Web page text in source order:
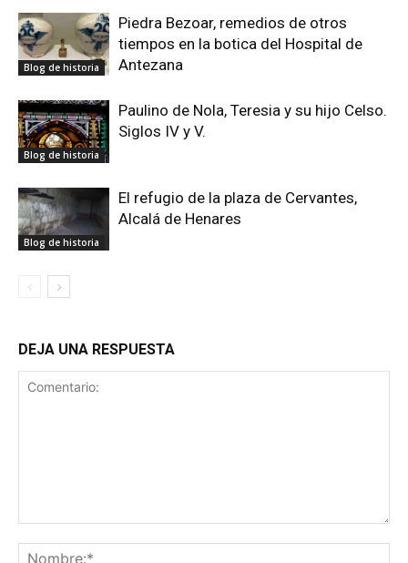
Blog de historia
Piedra Bezoar, remedios de otros
tiempos en la botica del Hospital de
Antezana
Blog de historia
Paulino de Nola, Teresia y su hijo Celso.
Siglos IV y V.
Blog de historia
El refugio de la plaza de Cervantes,
Alcalá de Henares
DEJA UNA RESPUESTA